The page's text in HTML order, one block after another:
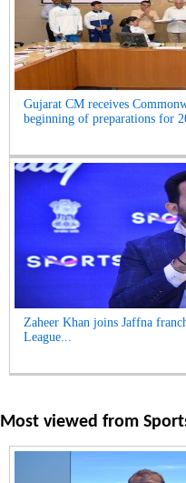
Gujarat CM receives
beginning of preparations for
Zaheer Khan joins Jaffna
League...
Most viewed from